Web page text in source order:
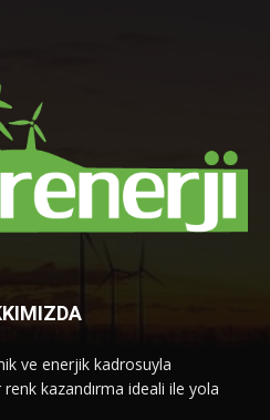
ve enerjik kadrosuyla
kazandırma ideali ile yola